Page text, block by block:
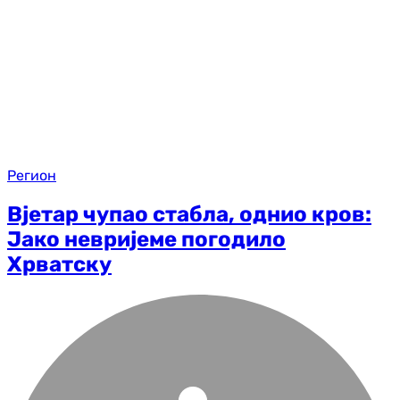
Регион
Вјетар чупао стабла, однио кров:
Јако невријеме погодило
Хрватску